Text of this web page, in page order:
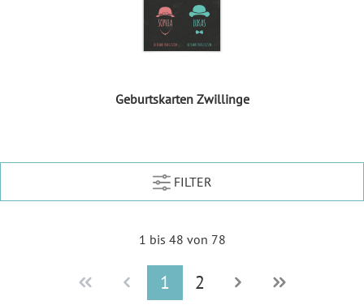
Geburtskarten Zwillinge
FILTER
1 bis 48 von 78
1 2